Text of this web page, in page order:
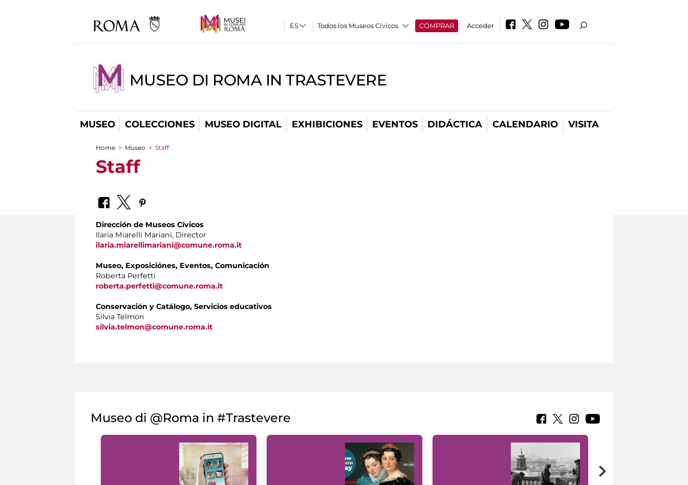
Todos los Museos Cívicos COMPRAR Acceder
MUSEO DI ROMA IN TRASTEVERE
MUSEO COLECCIONES MUSEO DIGITAL EXHIBICIONES EVENTOS DIDÁCTICA CALENDARIO VISITA
You are here
Home > Museo > Staff
Staff
Dirección de Museos Cívicos
Ilaria Miarelli Mariani, Director
ilaria.miarellimariani@comune.roma.it
Museo, Exposiciónes, Eventos, Comunicación
Roberta Perfetti
roberta.perfetti@comune.roma.it
Conservación y Catálogo, Servicios educativos
Silvia Telmon
silvia.telmon@comune.roma.it
Museo di @Roma in #Trastevere